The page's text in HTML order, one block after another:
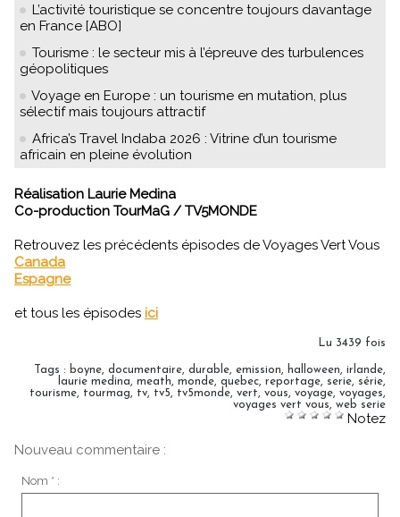
L’activité touristique se concentre toujours davantage
en France [ABO]
Tourisme : le secteur mis à l’épreuve des turbulences
géopolitiques
Voyage en Europe : un tourisme en mutation, plus
sélectif mais toujours attractif
Africa’s Travel Indaba 2026 : Vitrine d’un tourisme
africain en pleine évolution
Réalisation Laurie Medina
Co-production TourMaG / TV5MONDE
Retrouvez les précédents épisodes de Voyages Vert Vous
Canada
Espagne
et tous les épisodes ici
Lu 3439 fois
Tags : boyne documentaire durable emission halloween irlande
laurie medina
meath monde quebec reportage serie série
tourisme
tourmag tv tv5 tv5monde vert vous voyage voyages
voyages vert vous
web serie
Notez
Nouveau commentaire :
Nom * :